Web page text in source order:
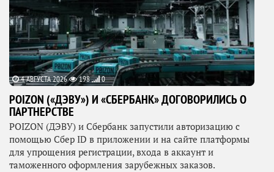
4 АВГУСТА 2026 198 0
POIZON («ДЭВУ») И «СБЕРБАНК» ДОГОВОРИЛИСЬ О
ПАРТНЕРСТВЕ
POIZON (ДЭВУ) и Сбербанк запустили авторизацию с
помощью Сбер ID в приложении и на сайте платформы
для упрощения регистрации, входа в аккаунт и
таможенного оформления зарубежных заказов.